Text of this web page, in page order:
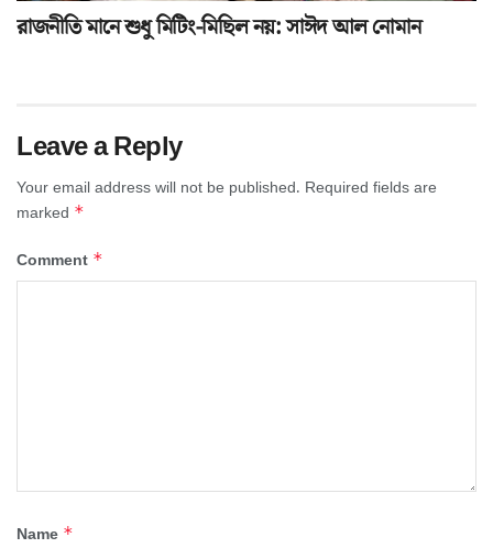
রাজনীতি মানে শুধু মিটিং-মিছিল নয়: সাঈদ আল নোমান
Leave a Reply
Your email address will not be published. Required fields are
marked *
Comment *
Name *